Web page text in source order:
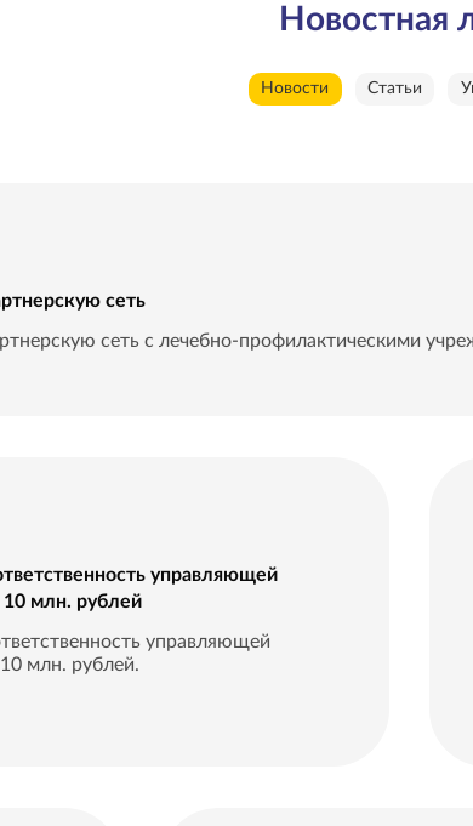
Новостная
Новости Статьи
сеть
сеть с лечебно-профилактическими
управляющей
10 млн. рублей
управляющей
млн. рублей.